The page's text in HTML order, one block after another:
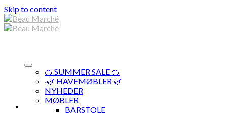
Skip to content
🍊 SUMMER SALE 🍊
·🌿 HAVEMØBLER 🌿
NYHEDER
MØBLER
BARSTOLE